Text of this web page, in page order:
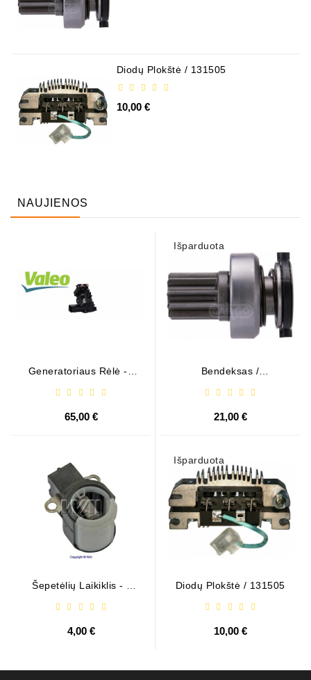
Diodų Plokštė / 131505
10,00 €
NAUJIENOS
Generatoriaus Rėlė - /
65,00 €
Šepetėlių Laikiklis - /
4,00 €
Išparduota
Bendeksas /
21,00 €
Išparduota
Diodų Plokštė / 131505
10,00 €